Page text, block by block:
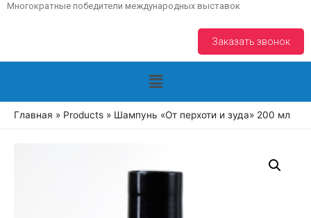
Многократные победители международных выставок
+7(8793) 38 34 02
Заказать звонок
Главная Products Шампунь «От перхоти и зуда» 200 мл